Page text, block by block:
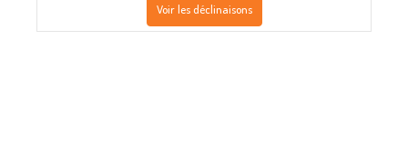
Voir les déclinaisons